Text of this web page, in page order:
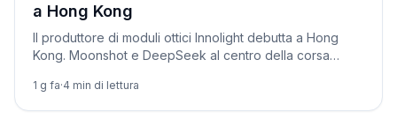
a Hong Kong
Il produttore di moduli ottici Innolight debutta a Hong
Kong. Moonshot e DeepSeek al centro della corsa
1 g fa·4 min di lettura